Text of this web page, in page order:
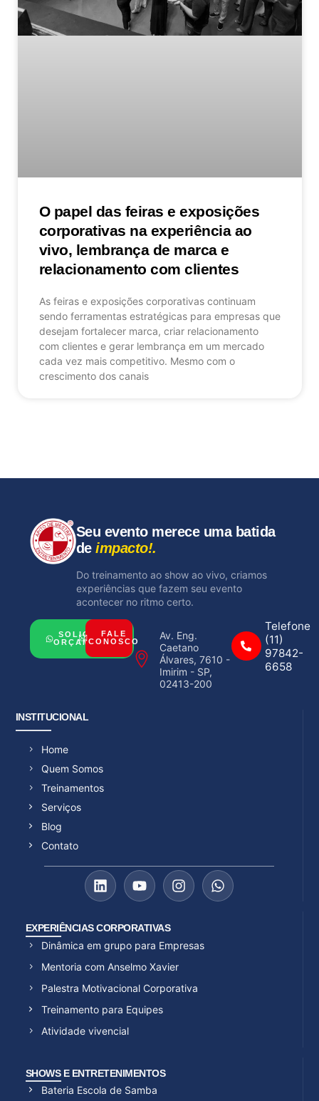
O papel das feiras e exposições
corporativas na experiência ao
vivo, lembrança de marca e
relacionamento com clientes
As feiras e exposições corporativas continuam
sendo ferramentas estratégicas para empresas que
desejam fortalecer marca, criar relacionamento
com clientes e gerar lembrança em um mercado
cada vez mais competitivo. Mesmo com o
crescimento dos canais
Seu evento merece uma batida
deimpacto!.
Do treinamento ao show ao vivo, criamos
experiências que fazem seu evento
acontecer no ritmo certo.
SOLICITAR
ORÇAMENTO
FALE
CONOSCO
Av. Eng.
Caetano
Álvares, 7610 -
Imirim - SP,
02413-200
Telefone
(11)
97842-
6658
INSTITUCIONAL
Home
Quem Somos
Treinamentos
Serviços
Blog
Contato
EXPERIÊNCIAS CORPORATIVAS
Dinâmica em grupo para Empresas
Mentoria com Anselmo Xavier
Palestra Motivacional Corporativa
Treinamento para Equipes
Atividade vivencial
SHOWS E ENTRETENIMENTOS
Bateria Escola de Samba